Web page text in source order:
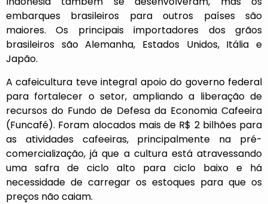
embarques brasileiros para outros países são
maiores. Os principais importadores dos grãos
brasileiros são Alemanha, Estados Unidos, Itália e
Japão.
A cafeicultura teve integral apoio do governo federal
para fortalecer o setor, ampliando a liberação de
recursos do Fundo de Defesa da Economia Cafeeira
(Funcafé). Foram alocados mais de R$ 2 bilhões para
as atividades cafeeiras, principalmente na pré-
comercialização, já que a cultura está atravessando
uma safra de ciclo alto para ciclo baixo e há
necessidade de carregar os estoques para que os
preços não caiam.